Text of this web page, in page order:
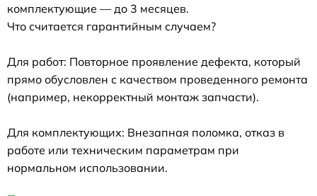
комплектующие — до 3 месяцев.
Что считается гарантийным случаем?
Для работ: Повторное проявление дефекта, который
прямо обусловлен с качеством проведенного ремонта
(например, некорректный монтаж запчасти).
Для комплектующих: Внезапная поломка, отказ в
работе или техническим параметрам при
нормальном использовании.